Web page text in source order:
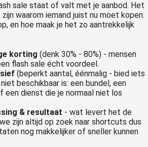
sale staat of valt met je aanbod. Het
waarom iemand juist nu moet kopen.
en hoe maak je het zo aantrekkelijk
korting(denk 30% - 80%) - mensen
flash sale écht voordeel.
(beperkt aantal, éénmalig - bied iets
beschikbaar is: een bundel, een
een dienst die je normaal niet los
& resultaat - wat levert het de
zijn altijd op zoek naar shortcuts dus
nog makkelijker of sneller kunnen